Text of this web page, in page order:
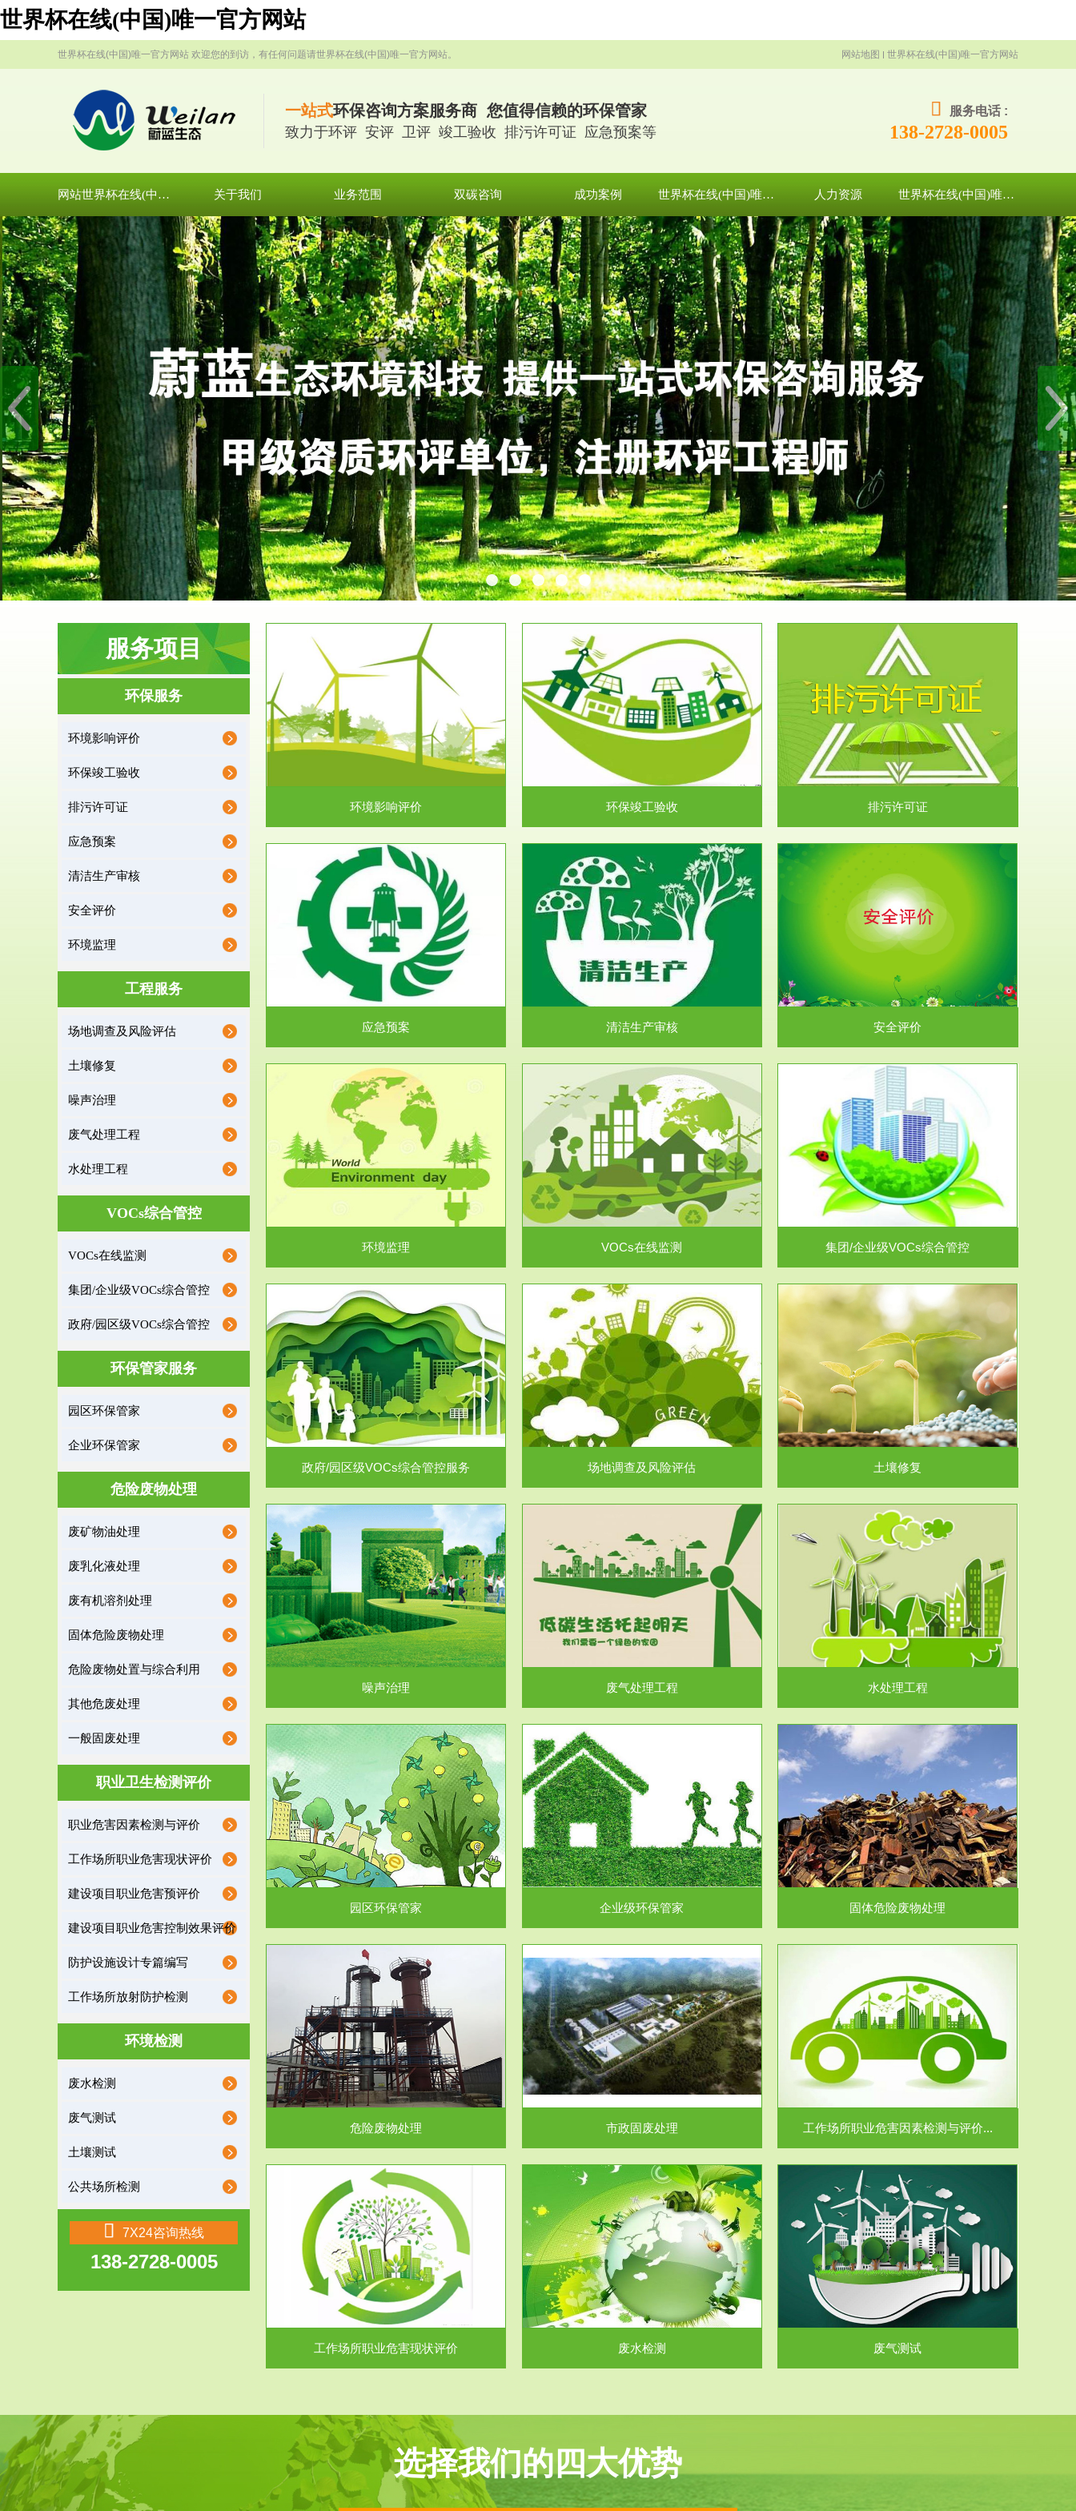
世界杯在线(中国)唯一官方网站
世界杯在线(中国)唯一官方网站 欢迎您的到访，有任何问题请世界杯在线(中国)唯一官方网站。 网站地图 世界杯在线(中国)唯一官方网站
一站式环保咨询方案服务商 您值得信赖的环保管家
致力于环评 安评 卫评 竣工验收 排污许可证 应急预案等
服务电话 :
138-2728-0005
网站世界杯在线(中国)唯一官方网站 关于我们 业务范围 双碳咨询 成功案例 世界杯在线(中国)唯一官方网站 人力资源 世界杯在线(中国)唯一官方网站
服务项目
环保服务
环境影响评价
环保竣工验收
排污许可证
应急预案
清洁生产审核
安全评价
环境监理
工程服务
场地调查及风险评估
土壤修复
噪声治理
废气处理工程
水处理工程
VOCs综合管控
VOCs在线监测
集团/企业级VOCs综合管控
政府/园区级VOCs综合管控
环保管家服务
园区环保管家
企业环保管家
危险废物处理
废矿物油处理
废乳化液处理
废有机溶剂处理
固体危险废物处理
危险废物处置与综合利用
其他危废处理
一般固废处理
职业卫生检测评价
职业危害因素检测与评价
工作场所职业危害现状评价
建设项目职业危害预评价
建设项目职业危害控制效果评价
防护设施设计专篇编写
工作场所放射防护检测
环境检测
废水检测
废气测试
土壤测试
公共场所检测
7X24咨询热线
138-2728-0005
服务范围
环境影响评价
据《中华人民共和国环境保护法》第十九条 编制
有关开发利用规划，建...
环境影响评价
服务范围
环保竣工验收
根据《建设项目环境保护管理条例》第十七条 编
制环境影响报告书、...
环保竣工验收
服务范围
排污许可证
排污许可申报咨询：（排污许可证）根据《中华
人民共和国环境保护法》...
排污许可证
业事业单位应当按照...
应急预案
服务范围
清洁生产审核
根据《中华人民共和国清洁生产促进法》、《清
洁生产审核暂行办法...
清洁生产审核
服务范围
安全评价
安全评价安全评价目的是查找、分析和预测工
程、系统、生产经营活...
安全评价
收监管的重要辅助...
环境监理
服务范围
VOCs在线监测
根据《重点区域大气污染防治“十二五”规划》有
机废气净化率达...
VOCs在线监测
服务范围
集团/企业级VOCs综合管控
进行VOCs管控，首先就要找到排放的源头，并
监测估算出排放量。企业...
集团/企业级VOCs综合管控
政府/园区级VOCs综合管控服务
根据《石化行业挥发性有机物综合整治方案》文
政府/园区级VOCs综合管控服务
服务范围
场地调查及风险评估
受政府或企业委托，对于拟关停搬迁和拟变更土
地利用方式或者土地使...
场地调查及风险评估
服务范围
土壤修复
土壤修复
服务范围
噪声治理
噪声治理
服务范围
废气处理工程
废气处理工程
服务范围
水处理工程
水处理工程
服务范围
园区环保管家
保护作用促进供给侧结...
园区环保管家
服务范围
企业级环保管家
排污许可证作为企业环保执法情况的一个重要依
据，其必要性及合规性...
企业级环保管家
服务范围
固体危险废物处理
固体废物解释：固体废物是指人们在生产建设、
日常生活和其他活动中...
固体危险废物处理
服务范围
危险废物处理
危险废物解释：根据《中华人民共和国固体废物
污染防治法》的规定，危...
危险废物处理
服务范围
市政固废处理
蔚蓝生态环境科技所从事的市政废物处理业务包
括市政废物的处理处...
市政固废处理
服务范围
工作场所职业危害因素检测与评价...
【检测评价意义】：全面了解工作场所职业病危
害因素分布与浓（强）度...
工作场所职业危害因素检测与评价...
服务范围
工作场所职业危害现状评价
工作场所职业危害现状评价
服务范围
废水检测
废水污水检测主要是对企业工厂在生产工艺过程
中排出的废水、污水...
废水检测
服务范围
废气测试
检测范围工业废气检测包括有机废气和无机废
气。有机废气主要包括...
废气测试
选择我们的四大优势